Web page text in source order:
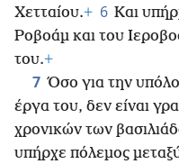
Χετταίου.+ 6 Και
Ροβοάμ και του
του.+
7 Όσο για την
έργα του, δεν είναι
χρονικών των
υπήρχε πόλεμος